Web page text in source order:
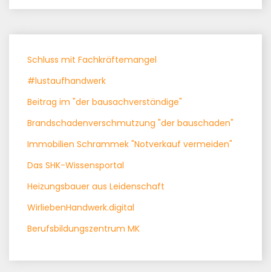
Schluss mit Fachkräftemangel
#lustaufhandwerk
Beitrag im "der bausachverständige"
Brandschadenverschmutzung "der bauschaden"
Immobilien Schrammek "Notverkauf vermeiden"
Das SHK-Wissensportal
Heizungsbauer aus Leidenschaft
WirliebenHandwerk.digital
Berufsbildungszentrum MK